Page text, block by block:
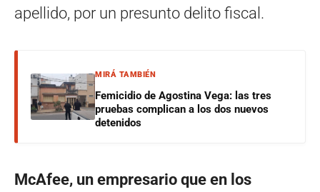
apellido, por un presunto delito fiscal.
MIRÁ TAMBIÉN
Femicidio de Agostina Vega: las tres
pruebas complican a los dos nuevos
detenidos
McAfee, un empresario que en los